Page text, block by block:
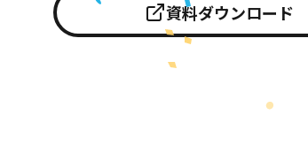
資料ダウンロード